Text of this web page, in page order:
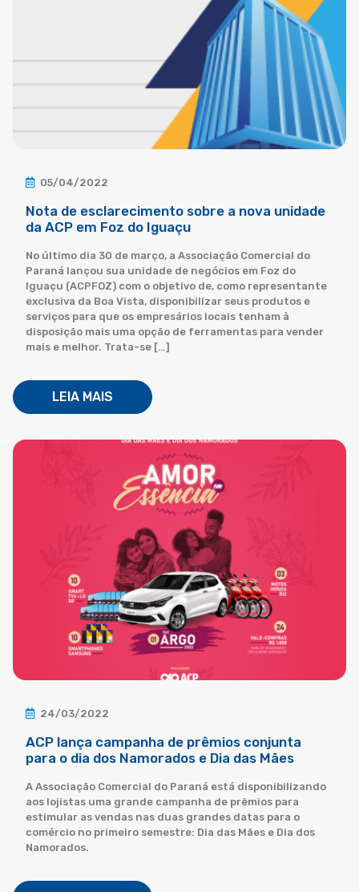
05/04/2022
Nota de esclarecimento sobre a nova unidade
da ACP em Foz do Iguaçu
No último dia 30 de março, a Associação Comercial do
Paraná lançou sua unidade de negócios em Foz do
Iguaçu (ACPFOZ) com o objetivo de, como representante
exclusiva da Boa Vista, disponibilizar seus produtos e
serviços para que os empresários locais tenham à
disposição mais uma opção de ferramentas para vender
mais e melhor. Trata-se […]
LEIA MAIS
24/03/2022
ACP lança campanha de prêmios conjunta
para o dia dos Namorados e Dia das Mães
A Associação Comercial do Paraná está disponibilizando
aos lojistas uma grande campanha de prêmios para
estimular as vendas nas duas grandes datas para o
comércio no primeiro semestre: Dia das Mães e Dia dos
Namorados.